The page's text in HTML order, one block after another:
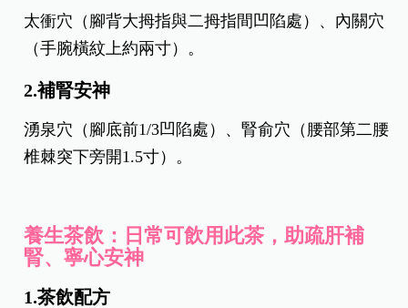
太衝穴（腳背大拇指與二拇指間凹陷處）、內關穴
（手腕橫紋上約兩寸）。
2.補腎安神
湧泉穴（腳底前1/3凹陷處）、腎俞穴（腰部第二腰
椎棘突下旁開1.5寸）。
養生茶飲：日常可飲用此茶，助疏肝補
腎、寧心安神
1.茶飲配方